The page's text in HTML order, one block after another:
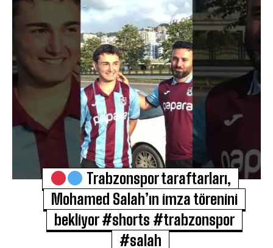
Trabzonspor taraftarları,
Mohamed Salah’ın imza törenini
bekliyor #shorts #trabzonspor
#salah